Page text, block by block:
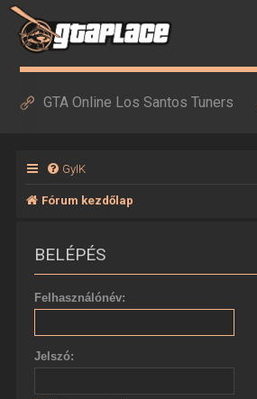
GTA Online Los Santos Tuners
GyIK
Fórum kezdőlap
BELÉPÉS
Felhasználónév:
Jelszó: